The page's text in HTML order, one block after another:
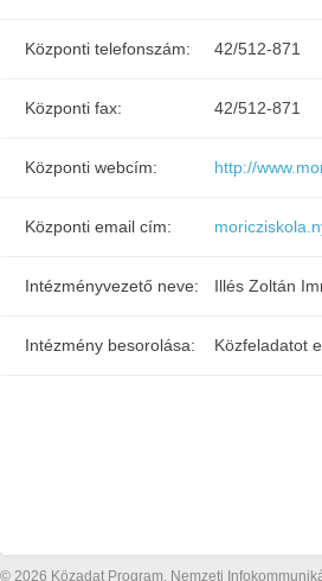
Központi telefonszám: 42/512-871
Központi fax: 42/512-871
Központi webcím: http://
Központi email cím:
Intézményvezető neve: Illés Zoltán
Intézmény besorolása: Közfeladatot
© 2026 Közadat Program, Nemzeti